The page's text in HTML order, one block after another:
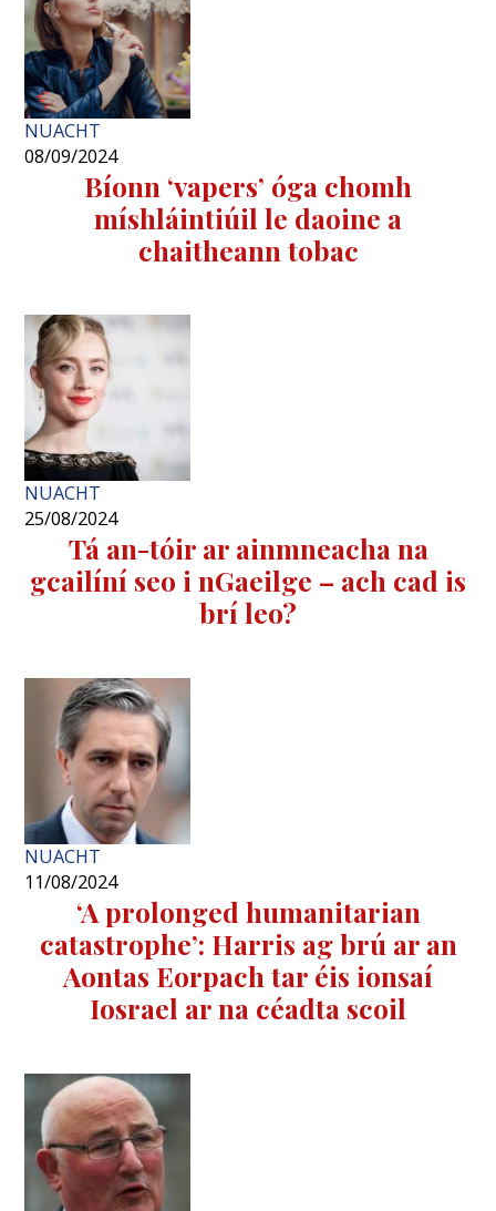
NUACHT
08/09/2024
Bíonn ‘vapers’ óga chomh
míshláintiúil le daoine a
chaitheann tobac
NUACHT
25/08/2024
Tá an-tóir ar ainmneacha na
gcailíní seo i nGaeilge – ach cad is
brí leo?
NUACHT
11/08/2024
‘A prolonged humanitarian
catastrophe’: Harris ag brú ar an
Aontas Eorpach tar éis ionsaí
Iosrael ar na céadta scoil